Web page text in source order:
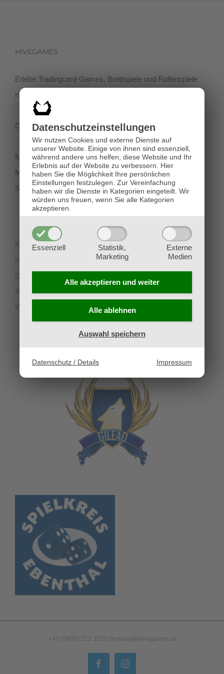
Datenschutz­einstellungen
Wir nutzen Cookies und externe Dienste auf
unserer Website. Einige von ihnen sind essenziell,
während andere uns helfen, diese Website und Ihr
Erlebnis auf der Website zu verbessern. Hier
haben Sie die Möglichkeit Ihre persönlichen
Einstellungen festzulegen. Zur Vereinfachung
haben wir die Dienste in Kategorien eingeteilt. Wir
würden uns freuen, wenn Sie alle Kategorien
akzeptieren.
Essenziell
Statistik,
Marketing
Externe
Medien
Alle akzeptieren und weiter
Alle ablehnen
Auswahl speichern
Datenschutz / Details Impressum
HIVEGAMES
Erlebe Tradingcard-Games, Brettspiele und Rollenspiele
mit einer netten Community in der Klagenfurter Innenstadt!
Getreidegasse 3, 9020 Klagenfurt
Montag-Dienstag 11:00 - 18:00
Mittwoch-Freitag 11:00-19:00
Samstag 12:00 - 18:00
Kontakt
+43 (0)650 212 1529 thomas@hivegames.at
FacebookInstagram